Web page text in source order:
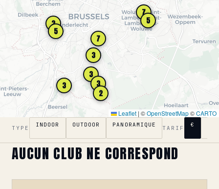
3
7
2
3
3
3
3
5
7
5
Leaflet | ©OpenStreetMap©CARTO
TYPE INDOOR OUTDOOR PANORAMIQUE TARIF €
AUCUN CLUB NE CORRESPOND